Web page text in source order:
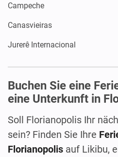
Campeche
Canasvieiras
Jurerê Internacional
Buchen Sie eine
eine Unterkunft in
Soll Florianopolis Ihr
sein? Finden Sie Ihre
Florianopolis auf Likibu,